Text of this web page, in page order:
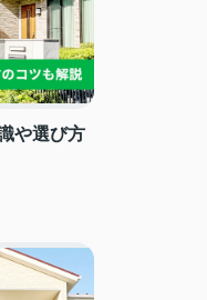
や選び方